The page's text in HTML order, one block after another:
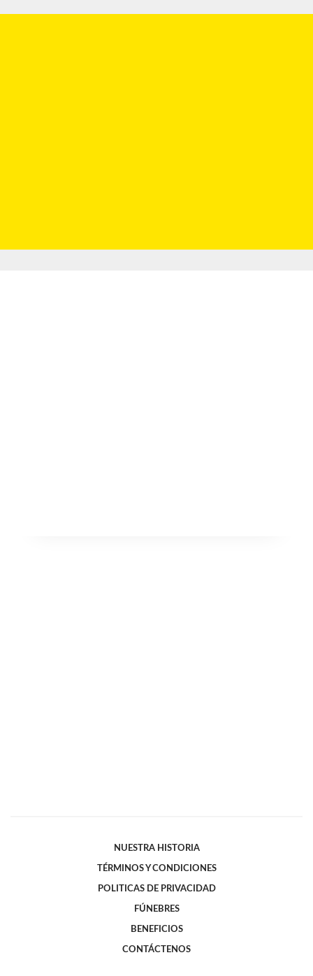
NUESTRA HISTORIA
TÉRMINOS Y CONDICIONES
POLITICAS DE PRIVACIDAD
FÚNEBRES
BENEFICIOS
CONTÁCTENOS